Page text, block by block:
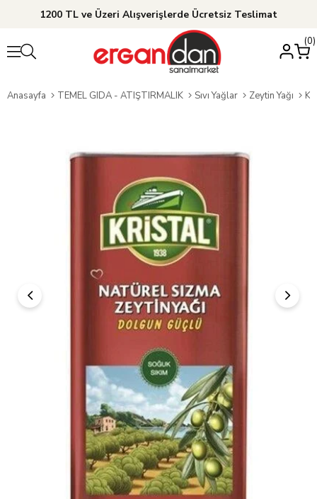
1200 TL ve Üzeri Alışverişlerde Ücretsiz Teslimat
0
Anasayfa TEMEL GIDA - ATIŞTIRMALIK Sıvı Yağlar Zeytin Yağı